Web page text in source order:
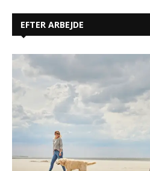
EFTER ARBEJDE